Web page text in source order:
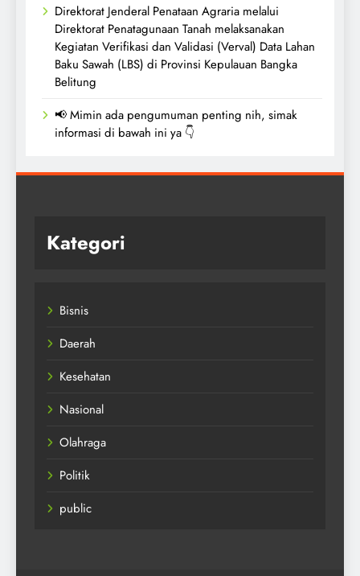
Direktorat Jenderal Penataan Agraria melalui
Direktorat Penatagunaan Tanah melaksanakan
Kegiatan Verifikasi dan Validasi (Verval) Data Lahan
Baku Sawah (LBS) di Provinsi Kepulauan Bangka
Belitung
📢 Mimin ada pengumuman penting nih, simak
informasi di bawah ini ya 👇
Kategori
Bisnis
Daerah
Kesehatan
Nasional
Olahraga
Politik
public